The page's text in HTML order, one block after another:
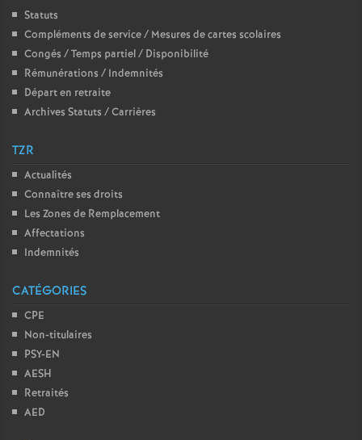
é
l
s
Statuts
Compléments de service / Mesures de cartes scolaires
Congés / Temps partiel / Disponibilité
Rémunérations / Indemnités
Départ en retraite
Archives Statuts / Carrières
TZR
Actualités
Connaître ses droits
Les Zones de Remplacement
Affectations
Indemnités
CATÉGORIES
CPE
Non-titulaires
PSY-EN
AESH
Retraités
AED